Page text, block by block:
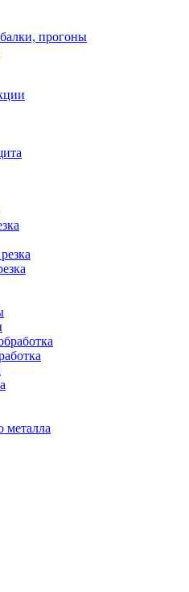
прогоны
металла